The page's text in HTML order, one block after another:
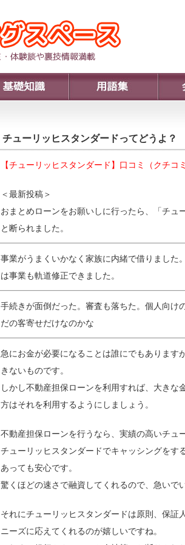
チューリッヒスタンダードってどうよ？
【チューリッヒスタンダード】口コミ（クチコ
＜最新投稿＞
おまとめローンをお願いしに行ったら、「チュ
と断られました。
事業がうまくいかなく家族に内緒で借りました
は事業も軌道修正できました。
手続きが面倒だった。審査も落ちた。個人向け
だの客寄せだけなのかな
急にお金が必要になることは誰にでもあります
きないものです。
しかし不動産担保ローンを利用すれば、大き
方はそれを利用するようにしましょう。
不動産担保ローンを行うなら、実績の高いチュ
チューリッヒスタンダードでキャッシングをす
あっても安心です。
驚くほどの速さで融資してくれるので、急いで
それにチューリッヒスタンダードは原則、保証
ニーズに応えてくれるのが嬉しいですね。